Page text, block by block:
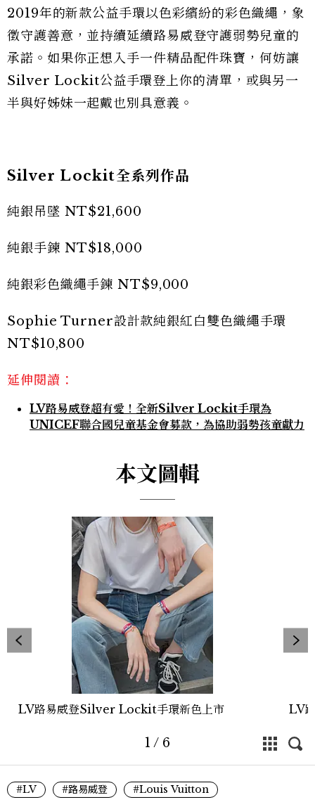
2019年的新款公益手環以色彩繽紛的彩色織繩，象
徵守護善意，並持續延續路易威登守護弱勢兒童的
承諾。如果你正想入手一件精品配件珠寶，何妨讓
Silver Lockit公益手環登上你的清單，或與另一
半與好姊妹一起戴也別具意義。
Silver Lockit全系列作品
純銀吊墜 NT$21,600
純銀手鍊 NT$18,000
純銀彩色織繩手鍊 NT$9,000
Sophie Turner設計款純銀紅白雙色織繩手環
NT$10,800
延伸閱讀：
LV路易威登超有愛！全新Silver Lockit手環為
UNICEF聯合國兒童基金會募款，為協助弱勢孩童獻力
本文圖輯
LV路易威登Silver Lockit手環新色上市 LV
1 / 6
#LV #路易威登
#Louis Vuitton